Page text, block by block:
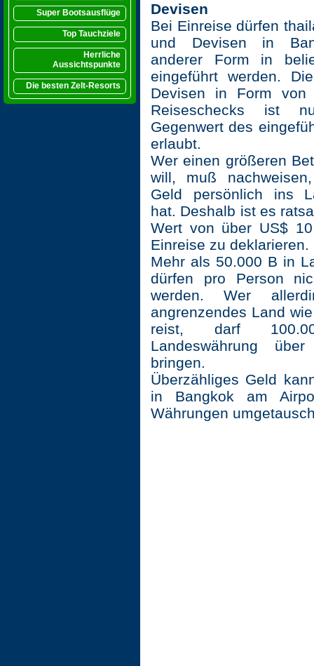
Super Bootsausflüge
Top Tauchziele
Herrliche
Aussichtspunkte
Die besten Zelt-Resorts
Devisen
Bei Einreise dürfen
und Devisen in
anderer Form in
eingeführt werden.
Devisen in Form von
Reiseschecks ist
Gegenwert des
erlaubt.
Wer einen größeren
will, muß
Geld persönlich ins
hat. Deshalb ist es
Wert von über US$
Einreise zu deklarieren.
Mehr als 50.000 B in
dürfen pro Person
werden. Wer
angrenzendes Land
reist, darf
Landeswährung
bringen.
Überzähliges Geld
in Bangkok am
Währungen